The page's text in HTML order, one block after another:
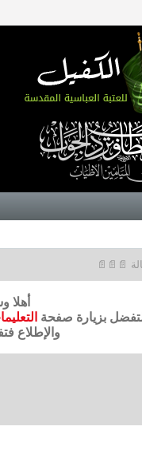
📄📄📄
أهلا
بزيارة صفحة
والإطلاع